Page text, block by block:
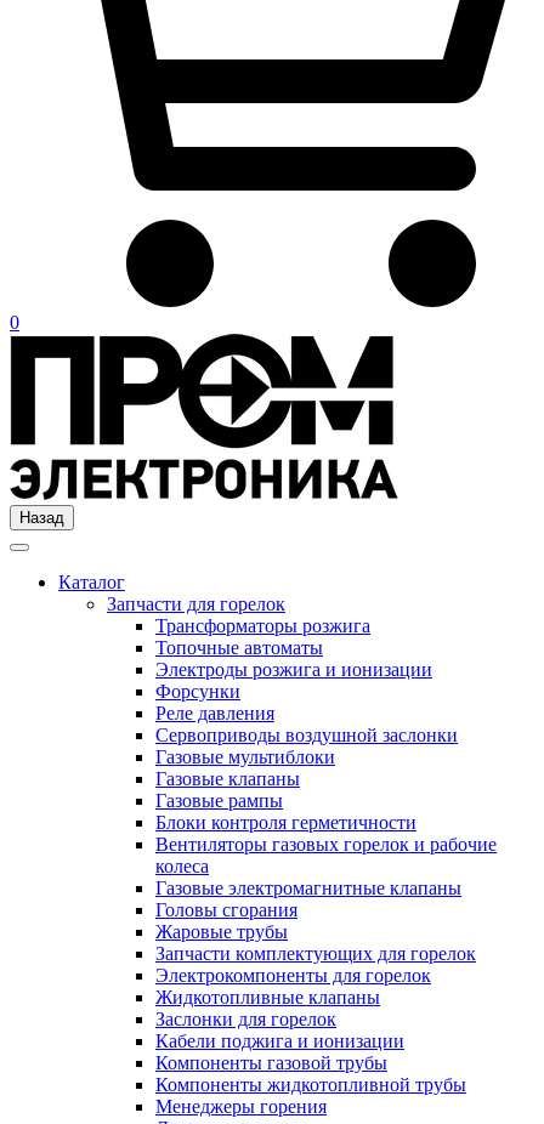
0
Назад
Каталог
Запчасти для горелок
Трансформаторы розжига
Топочные автоматы
Электроды розжига и ионизации
Форсунки
Реле давления
Сервоприводы воздушной заслонки
Газовые мультиблоки
Газовые клапаны
Газовые рампы
Блоки контроля герметичности
Вентиляторы газовых горелок и рабочие
колеса
Газовые электромагнитные клапаны
Головы сгорания
Жаровые трубы
Запчасти комплектующих для горелок
Электрокомпоненты для горелок
Жидкотопливные клапаны
Заслонки для горелок
Кабели поджига и ионизации
Компоненты газовой трубы
Компоненты жидкотопливной трубы
Менеджеры горения